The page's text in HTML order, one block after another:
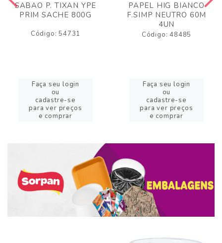
SABAO P. TIXAN YPE
PRIM SACHE 800G
Código: 54731
Faça seu login
ou
cadastre-se
para ver preços
e comprar
PAPEL HIG BIANCO
F.SIMP NEUTRO 60M
4UN
Código: 48485
Faça seu login
ou
cadastre-se
para ver preços
e comprar